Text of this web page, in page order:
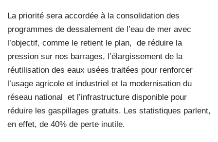
La priorité sera accordée à la consolidation des
programmes de dessalement de l’eau de mer avec
l’objectif, comme le retient le plan, de réduire la
pression sur nos barrages, l’élargissement de la
réutilisation des eaux usées traitées pour renforcer
l’usage agricole et industriel et la modernisation du
réseau national et l’infrastructure disponible pour
réduire les gaspillages gratuits. Les statistiques parlent,
en effet, de 40% de perte inutile.